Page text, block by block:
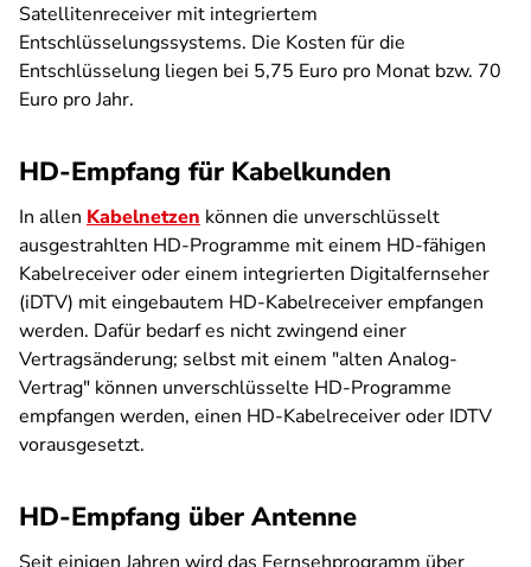
Satellitenreceiver mit integriertem
Entschlüsselungssystems. Die Kosten für die
Entschlüsselung liegen bei 5,75 Euro pro Monat bzw. 70
Euro pro Jahr.
HD-Empfang für Kabelkunden
In allen Kabelnetzen können die unverschlüsselt
ausgestrahlten HD-Programme mit einem HD-fähigen
Kabelreceiver oder einem integrierten Digitalfernseher
(iDTV) mit eingebautem HD-Kabelreceiver empfangen
werden. Dafür bedarf es nicht zwingend einer
Vertragsänderung; selbst mit einem "alten Analog-
Vertrag" können unverschlüsselte HD-Programme
empfangen werden, einen HD-Kabelreceiver oder IDTV
vorausgesetzt.
HD-Empfang über Antenne